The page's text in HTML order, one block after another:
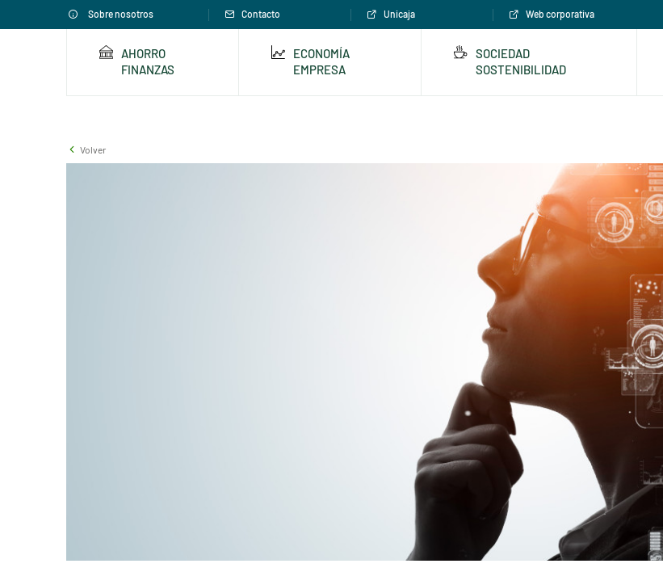
Sobre nosotros Contacto Unicaja Web corporativa
AHORRO
FINANZAS
ECONOMÍA
EMPRESA
SOCIEDAD
SOSTENIBILIDAD
Volver